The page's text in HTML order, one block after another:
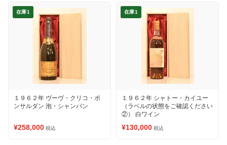
在庫1
１９６２年 ヴーヴ・クリコ・ポ
ンサルダン 泡・シャンパン
¥258,000 税込
在庫1
１９６２年 シャトー・カイユー
（ラベルの状態をご確認ください
②） 白ワイン
¥130,000 税込